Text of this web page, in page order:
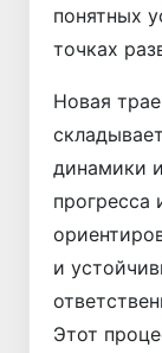
понятных
точках
Новая
динамики
прогресса
и
Этот